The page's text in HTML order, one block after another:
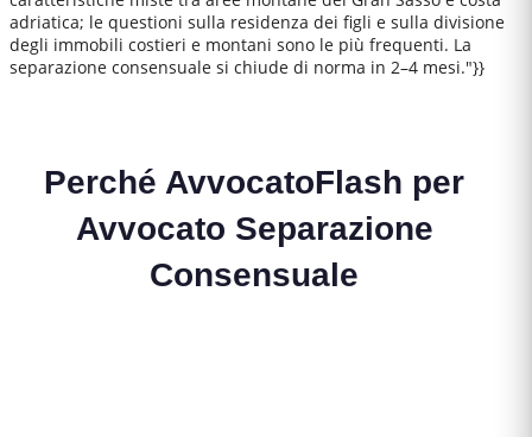
adriatica; le questioni sulla residenza dei figli e sulla divisione
degli immobili costieri e montani sono le più frequenti. La
separazione consensuale si chiude di norma in 2–4 mesi."}}
Perché AvvocatoFlash per
Avvocato Separazione
Consensuale